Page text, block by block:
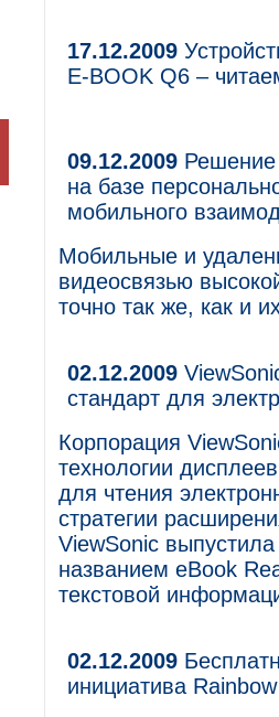
17.12.2009
E-BOOK Q6 –
09.12.2009 Решение
на базе
мобильного
Мобильные и
видеосвязью
точно так же, как и
02.12.2009
стандарт для
Корпорация
технологии
для чтения
стратегии
ViewSonic
названием eBook
текстовой
02.12.2009
инициатива